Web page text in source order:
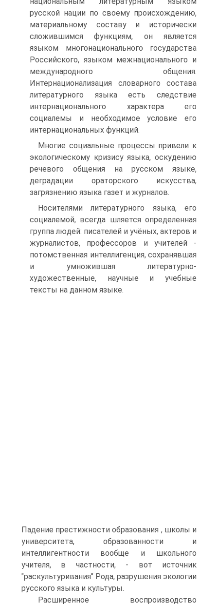
русской нации по своему происхождению,
материальному составу и исторически
сложившимся функциям, он является
языком многонационального государства
Российского, языком межнационального и
международного общения.
Интернационализация словарного состава
литературного языка есть следствие
интернационального характера его
социалемы и необходимое условие его
интернациональных функций.
Многие социальные процессы привели к
экологическому кризису языка, оскудению
речевого общения на русском языке,
деградации ораторского искусства,
загрязнению языка газет и журналов.
Носителями литературного языка, его
социалемой, всегда шляется определенная
группа людей: писателей и учёных, актеров и
журналистов, профессоров и учителей -
потомственная интеллигенция, сохранявшая
и умножившая литературно-
художественные, научные и учебные
тексты на данном языке.
Падение престижности образования , школы и
университета, образованности и
интеллигентности вообще и школьного
учителя, в частности, - вот источник
"раскультуривания" Рода, разрушения экологии
русского языка и культуры.
Расширенное воспроизводство